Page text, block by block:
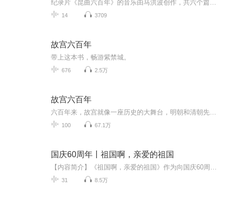
14 3709
故宫六百年
带上这本书，畅游紫禁城。
676 2.5万
故宫六百年
100 67.1万
国庆60周年丨祖国啊，亲爱的祖国
31 8.5万